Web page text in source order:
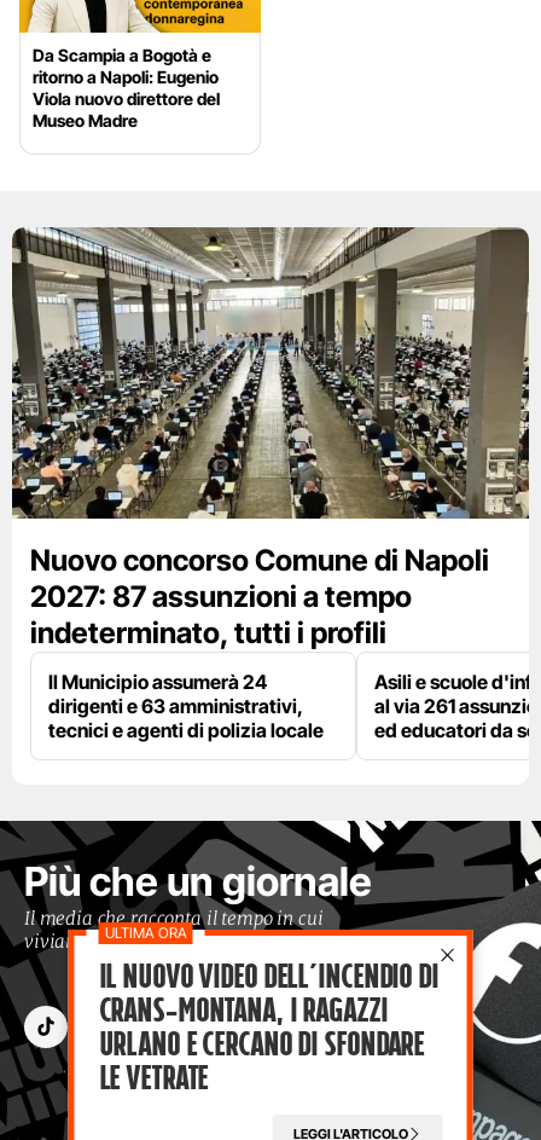
Da Scampia a Bogotà e
ritorno a Napoli: Eugenio
Viola nuovo direttore del
Museo Madre
Nuovo concorso Comune di Napoli
2027: 87 assunzioni a tempo
indeterminato, tutti i profili
Il Municipio assumerà 24
dirigenti e 63 amministrativi,
tecnici e agenti di polizia locale
Asili e scuole
al via 261
ed educatori da
Più che un giornale
Il media che racconta il tempo in cui
viviamo con occhi moderni
Il nuovo video dell’incendio di
Crans-Montana, i ragazzi
Urlano e cercano di sfondare
le vetrate
LEGGI L'ARTICOLO